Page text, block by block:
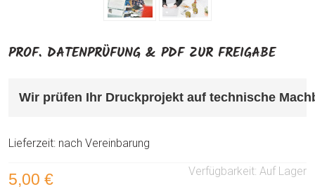
PROF. DATENPRÜFUNG & PDF ZUR FREIGABE
Wir prüfen Ihr Druckprojekt auf technische
Lieferzeit: nach Vereinbarung
Verfügbarkeit: Auf Lager
5,00 €